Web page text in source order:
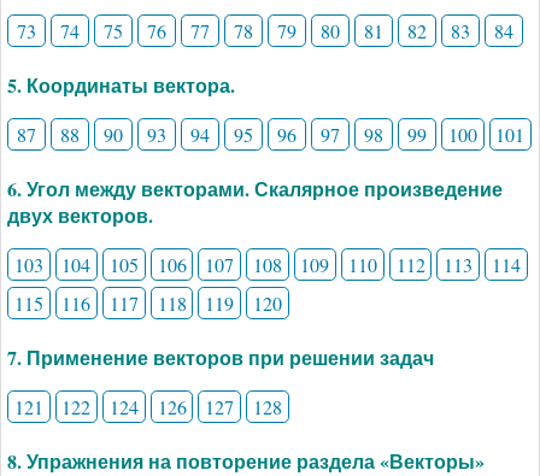
73 74 75 76 77 78 79 80 81 82 83 84
5. Координаты вектора.
87 88 90 93 94 95 96 97 98 99 100 101
6. Угол между векторами. Скалярное произведение
двух векторов.
103 104 105 106 107 108 109 110 112 113
114
115
116 117 118 119 120
7. Применение векторов при решении задач
121 122 124 126 127 128
8. Упражнения на повторение раздела «Векторы»